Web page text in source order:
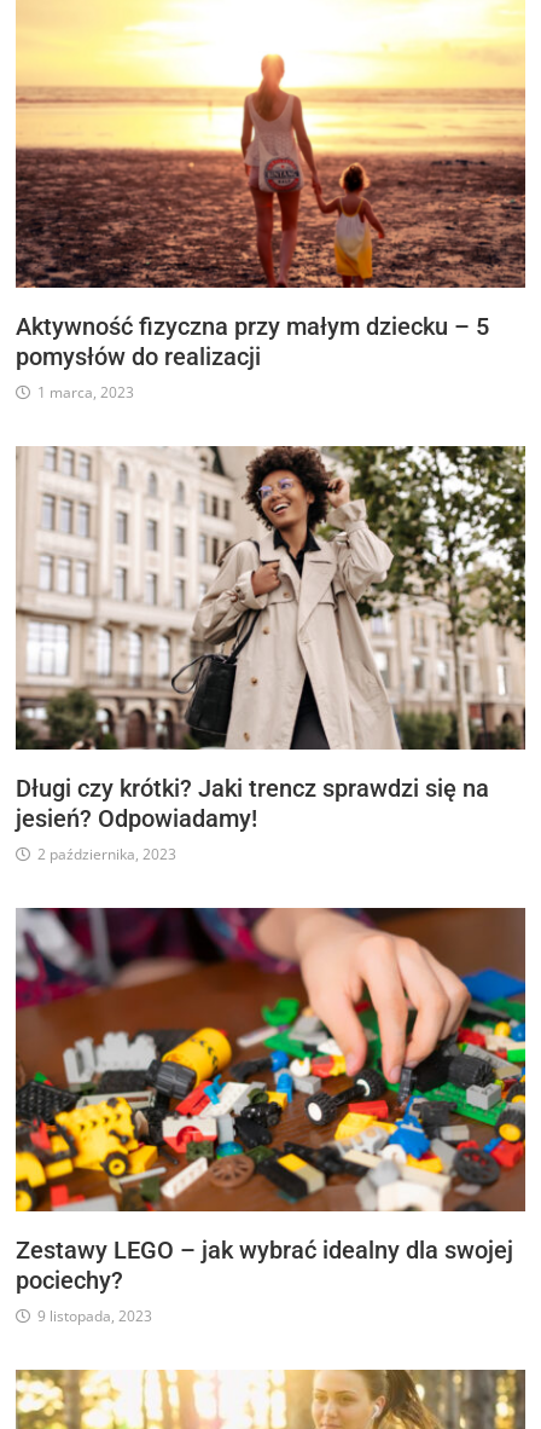
Aktywność fizyczna przy małym dziecku – 5
pomysłów do realizacji
1 marca, 2023
Długi czy krótki? Jaki trencz sprawdzi się na
jesień? Odpowiadamy!
2 października, 2023
Zestawy LEGO – jak wybrać idealny dla swojej
pociechy?
9 listopada, 2023